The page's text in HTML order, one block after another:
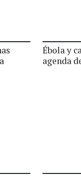
Ébola y
agenda